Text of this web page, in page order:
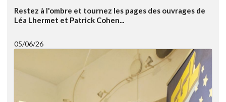
Restez à l'ombre et tournez les pages des ouvrages de
Léa Lhermet et Patrick Cohen...
05/06/26